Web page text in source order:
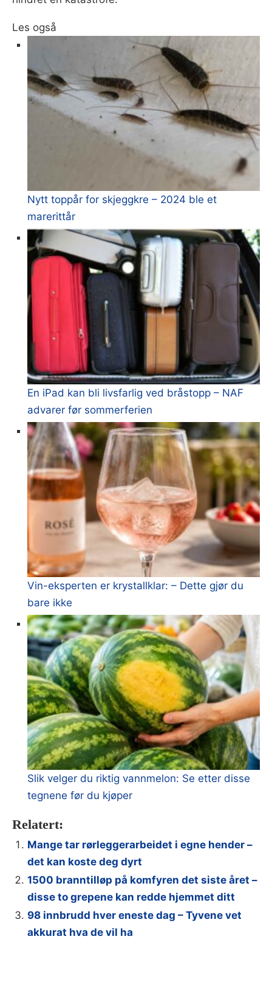
Les også
Nytt toppår for skjeggkre – 2024 ble et
marerittår
En iPad kan bli livsfarlig ved bråstopp – NAF
advarer før sommerferien
Vin-eksperten er krystallklar: – Dette gjør du
bare ikke
Slik velger du riktig vannmelon: Se etter disse
tegnene før du kjøper
Relatert:
Mange tar rørleggerarbeidet i egne hender –
det kan koste deg dyrt
1500 branntilløp på komfyren det siste året –
disse to grepene kan redde hjemmet ditt
98 innbrudd hver eneste dag – Tyvene vet
akkurat hva de vil ha